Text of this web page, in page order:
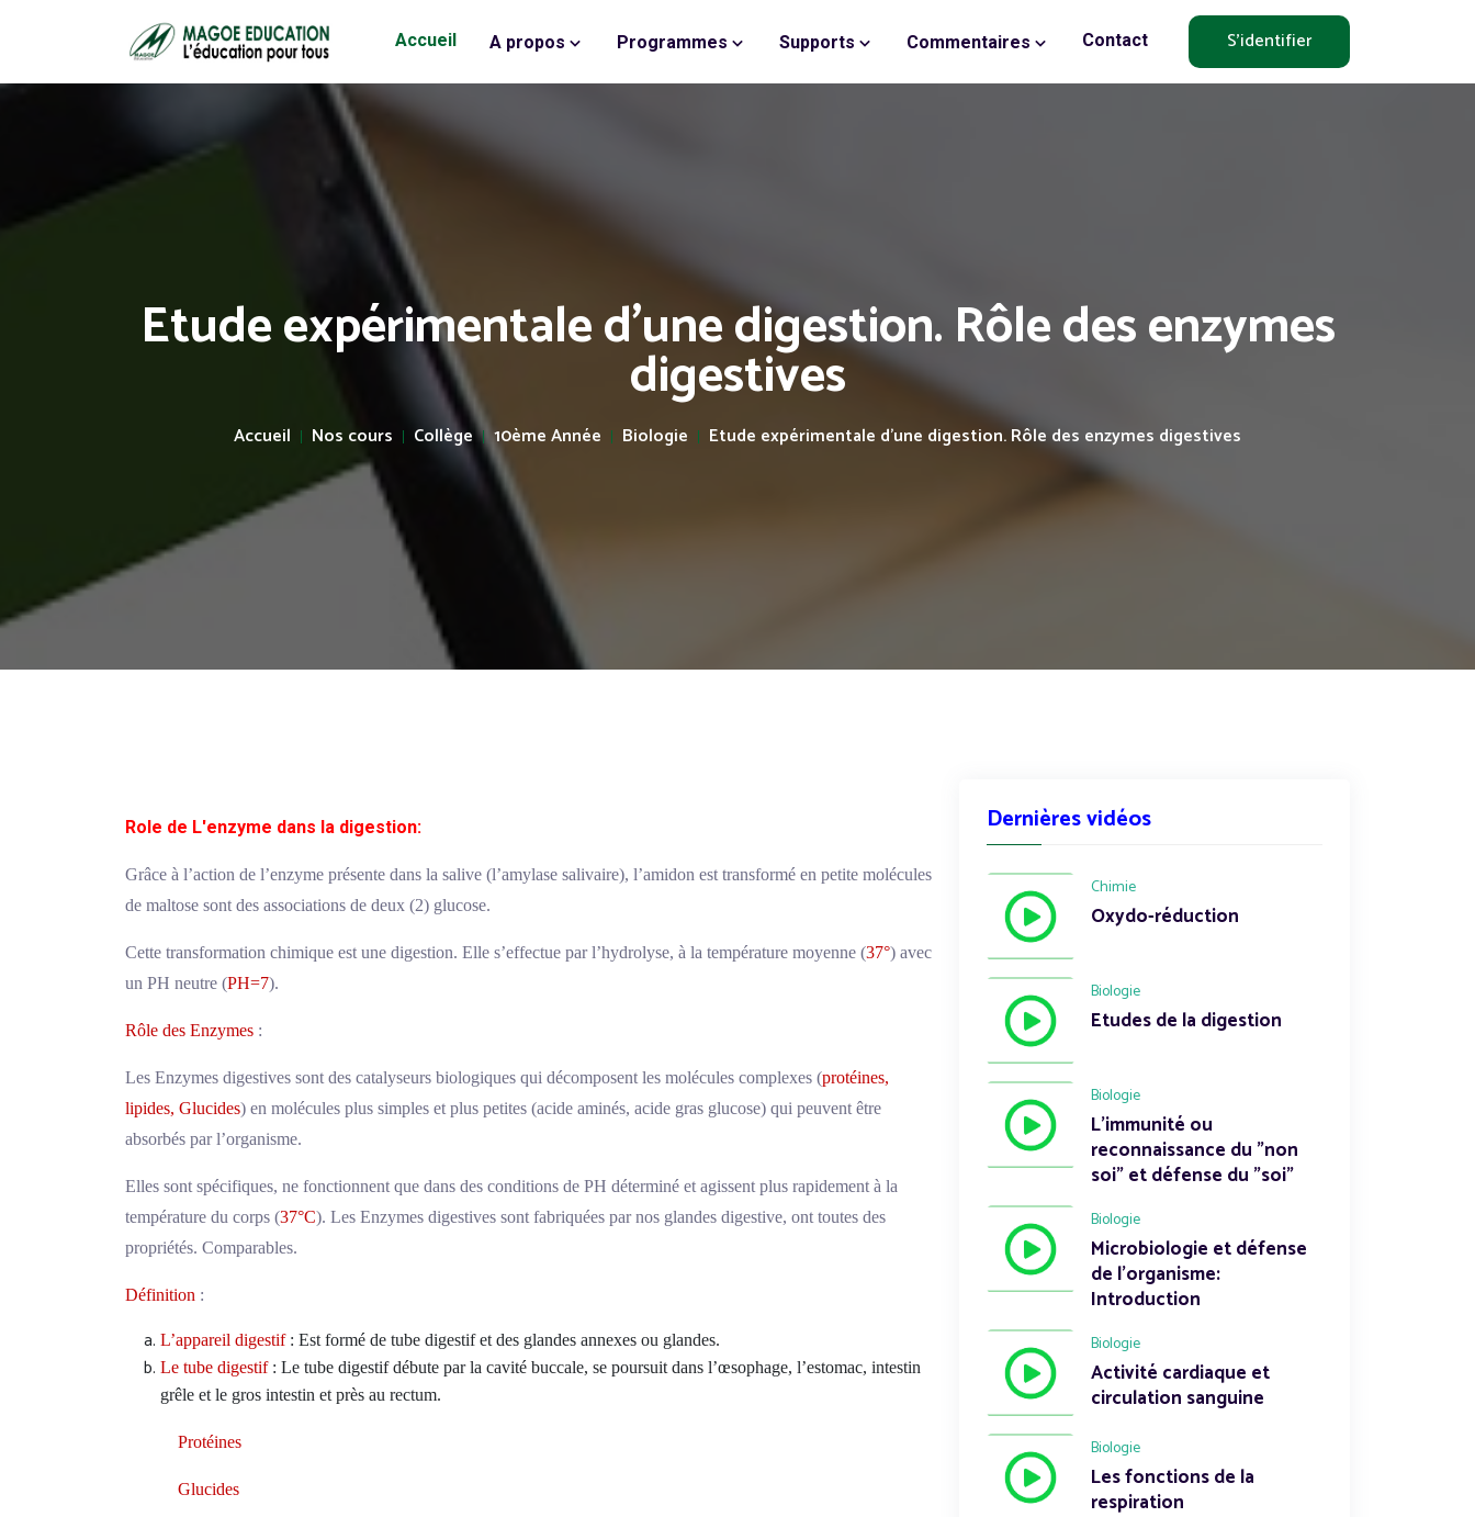
Accueil A propos Programmes Supports Commentaires Contact S'identifier
Etude expérimentale d'une digestion. Rôle des enzymes
digestives
Accueil Nos cours Collège 10ème Année Biologie Etude expérimentale d'une digestion. Rôle des enzymes digestives
Role de L'enzyme dans la digestion:
Grâce à l’action de l’enzyme présente dans la salive (l’amylase salivaire), l’amidon est transformé en petite molécules
de maltose sont des associations de deux (2) glucose.
Cette transformation chimique est une digestion. Elle s’effectue par l’hydrolyse, à la température moyenne (37°) avec
un PH neutre (PH=7).
Rôle des Enzymes :
Les Enzymes digestives sont des catalyseurs biologiques qui décomposent les molécules complexes (protéines,
lipides, Glucides) en molécules plus simples et plus petites (acide aminés, acide gras glucose) qui peuvent être
absorbés par l’organisme.
Elles sont spécifiques, ne fonctionnent que dans des conditions de PH déterminé et agissent plus rapidement à la
température du corps (37°C). Les Enzymes digestives sont fabriquées par nos glandes digestive, ont toutes des
propriétés. Comparables.
Définition :
L’appareil digestif: Est formé de tube digestif et des glandes annexes ou glandes.
Le tube digestif : Le tube digestif débute par la cavité buccale, se poursuit dans l’œsophage, l’estomac, intestin
grêle et le gros intestin et près au rectum.
Protéines
Glucides
Dernières vidéos
Chimie
Oxydo-réduction
Biologie
Etudes de la digestion
Biologie
L'immunité ou
reconnaissance du "non
soi" et défense du "soi"
Biologie
Microbiologie et défense
de l'organisme:
Introduction
Biologie
Activité cardiaque et
circulation sanguine
Biologie
Les fonctions de la
respiration